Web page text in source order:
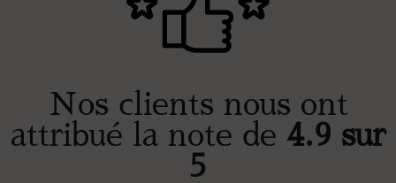
Nos clients nous ont
attribué la note de 4.9 sur
5